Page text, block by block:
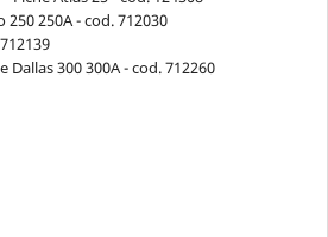
250A - cod. 712030
300 300A - cod. 712260